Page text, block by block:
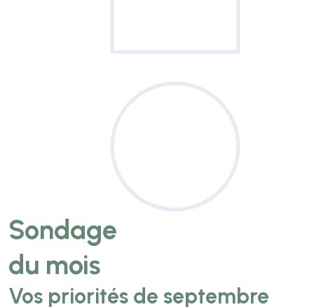
Sondage
du mois
Vos priorités de septembre